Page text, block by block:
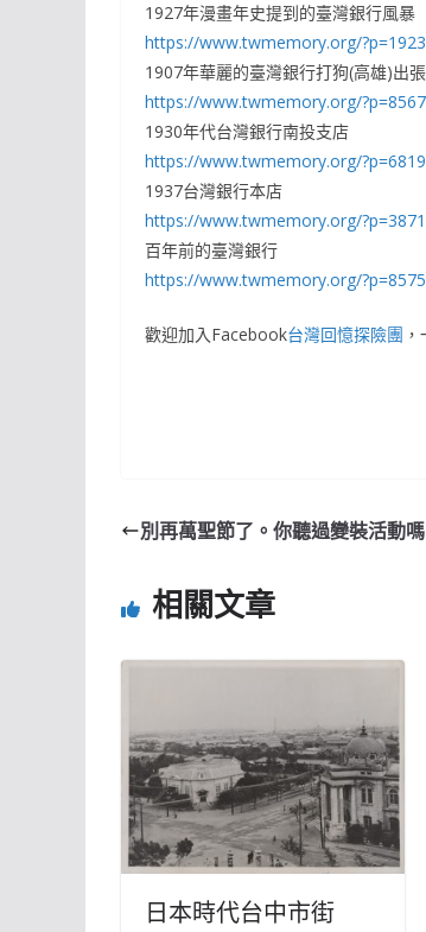
1927年漫畫年史提到的臺灣銀行風暴
https://www.twmemory.org/?p=1923
1907年華麗的臺灣銀行打狗(高雄)出
https://www.twmemory.org/?p=8567
1930年代台灣銀行南投支店
https://www.twmemory.org/?p=6819
1937台灣銀行本店
https://www.twmemory.org/?p=3871
百年前的臺灣銀行
https://www.twmemory.org/?p=8575
歡迎加入Facebook台灣回憶探險團
別再萬聖節了。你聽過變裝活動
相關文章
日本時代台中市街